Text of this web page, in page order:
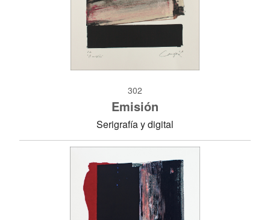
302
Emisión
Serigrafía y digital